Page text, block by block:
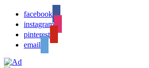
facebook
instagram
pinterest
email